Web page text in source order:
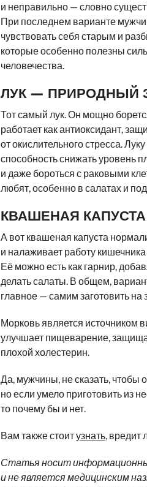
и неправильно — словно
При последнем варианте
чувствовать себя старым и
которые особенно полезны
человечества.
ЛУК — ПРИРОДНЫЙ
Тот самый лук. Он мощно
работает как антиоксидант,
от окислительного стресса.
способность снижать уровень
и даже бороться с раковыми
любят, особенно в салатах и
КВАШЕНАЯ
А вот квашеная капуста
и налаживает работу кишечника
Её можно есть как гарнир,
делать салаты. В общем,
главное — самим заготовить на
Морковь является источником
улучшает пищеварение,
плохой холестерин.
Да, мужчины, не сказать, чтобы
но если умело приготовить из
то почему бы и нет.
Вам также стоитузнать, вредит
Статья носит
и не является медицинским